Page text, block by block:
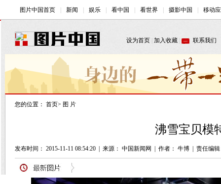
您的位置： 首页> 图 片
沸雪宝贝模
发布时间： 2015-11-11 08:54:20 来源： 中国新闻网 作者： 牛博 责任编